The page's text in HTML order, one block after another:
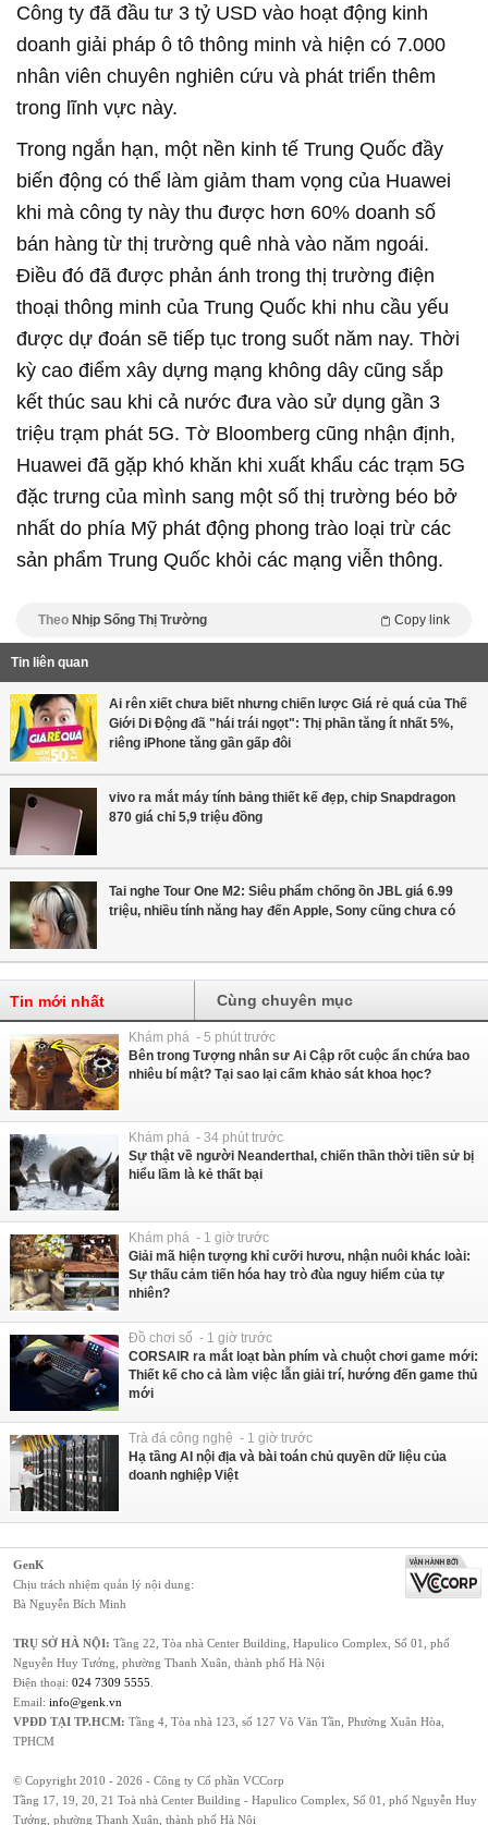
Công ty đã đầu tư 3 tỷ USD vào hoạt động kinh
doanh giải pháp ô tô thông minh và hiện có 7.000
nhân viên chuyên nghiên cứu và phát triển thêm
trong lĩnh vực này.
Trong ngắn hạn, một nền kinh tế Trung Quốc đầy
biến động có thể làm giảm tham vọng của Huawei
khi mà công ty này thu được hơn 60% doanh số
bán hàng từ thị trường quê nhà vào năm ngoái.
Điều đó đã được phản ánh trong thị trường điện
thoại thông minh của Trung Quốc khi nhu cầu yếu
được dự đoán sẽ tiếp tục trong suốt năm nay. Thời
kỳ cao điểm xây dựng mạng không dây cũng sắp
kết thúc sau khi cả nước đưa vào sử dụng gần 3
triệu trạm phát 5G. Tờ Bloomberg cũng nhận định,
Huawei đã gặp khó khăn khi xuất khẩu các trạm 5G
đặc trưng của mình sang một số thị trường béo bở
nhất do phía Mỹ phát động phong trào loại trừ các
sản phẩm Trung Quốc khỏi các mạng viễn thông.
Theo Nhịp Sống Thị Trường Copy link
Tin liên quan
Ai rên xiết chưa biết nhưng chiến lược Giá rẻ quá của Thế
Giới Di Động đã "hái trái ngọt": Thị phần tăng ít nhất 5%,
riêng iPhone tăng gần gấp đôi
vivo ra mắt máy tính bảng thiết kế đẹp, chip Snapdragon
870 giá chỉ 5,9 triệu đồng
Tai nghe Tour One M2: Siêu phẩm chống ồn JBL giá 6.99
triệu, nhiều tính năng hay đến Apple, Sony cũng chưa có
Tin mới nhất Cùng chuyên mục
Khám phá - 5 phút trước
Bên trong Tượng nhân sư Ai Cập rốt cuộc ẩn chứa bao
nhiêu bí mật? Tại sao lại cấm khảo sát khoa học?
Khám phá - 34 phút trước
Sự thật về người Neanderthal, chiến thần thời tiền sử bị
hiểu lầm là kẻ thất bại
Khám phá - 1 giờ trước
Giải mã hiện tượng khỉ cưỡi hươu, nhận nuôi khác loài:
Sự thấu cảm tiến hóa hay trò đùa nguy hiểm của tự
nhiên?
Đồ chơi số - 1 giờ trước
CORSAIR ra mắt loạt bàn phím và chuột chơi game mới:
Thiết kế cho cả làm việc lẫn giải trí, hướng đến game thủ
mới
Trà đá công nghệ - 1 giờ trước
Hạ tầng AI nội địa và bài toán chủ quyền dữ liệu của
doanh nghiệp Việt
GenK
Chịu trách nhiệm quản lý nội dung:
Bà Nguyễn Bích Minh
TRỤ SỞ HÀ NỘI: Tầng 22, Tòa nhà Center Building, Hapulico Complex, Số 01, phố
Nguyễn Huy Tưởng, phường Thanh Xuân, thành phố Hà Nội
Điện thoại: 024 7309 5555
Email: info@genk.vn
VPĐD TẠI TP.HCM: Tầng 4, Tòa nhà 123, số 127 Võ Văn Tần, Phường Xuân Hòa,
TPHCM
© Copyright 2010 - 2026 - Công ty Cổ phần VCCorp
Tầng 17, 19, 20, 21 Toà nhà Center Building - Hapulico Complex, Số 01, phố Nguyễn Huy
Tưởng, phường Thanh Xuân, thành phố Hà Nội